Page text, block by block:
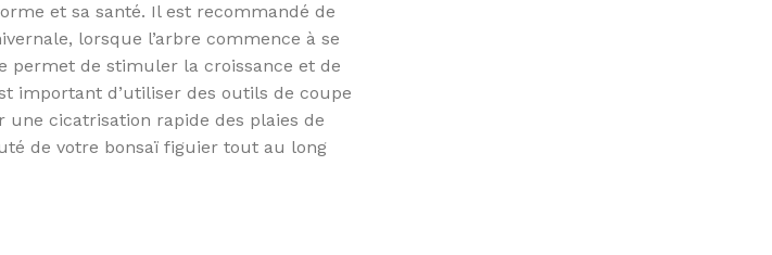
et sa santé. Il est recommandé de
lorsque l’arbre commence à se
permet de stimuler la croissance et de
important d’utiliser des outils de coupe
une cicatrisation rapide des plaies de
de votre bonsaï figuier tout au long